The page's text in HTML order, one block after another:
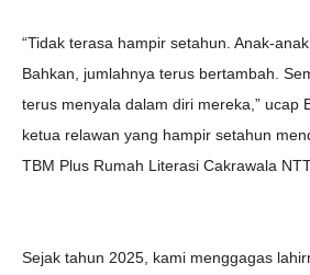
“Tidak terasa hampir setahun. Anak-
Bahkan, jumlahnya terus bertambah.
terus menyala dalam diri mereka,” ucap
ketua relawan yang hampir setahun
TBM Plus Rumah Literasi Cakrawala
Sejak tahun 2025, kami menggagas